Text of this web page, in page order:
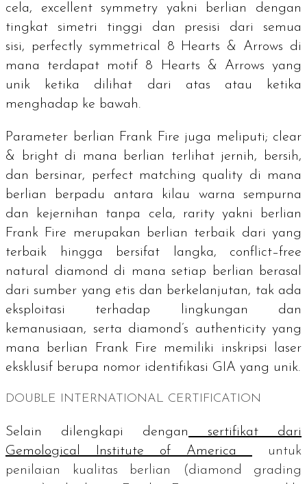
cela, excellent symmetry yakni berlian dengan
tingkat simetri tinggi dan presisi dari semua
sisi,
perfectly symmetrical 8 Hearts & Arrows di
mana terdapat motif 8 Hearts & Arrowsyang
unik ketika dilihat dari atas atau ketika
menghadap ke bawah.
Parameter berlian Frank Fire juga meliputi; clear
& bright di mana berlian terlihat jernih, bersih,
dan bersinar,
perfect matching quality di mana
berlian berpadu antara kilau warna sempurna
dan kejernihan tanpa cela,
rarity yakni berlian
Frank Fire merupakan berlian terbaik dari yang
terbaik hingga bersifat langka, conflict–free
natural diamond di mana setiap berlian berasal
dari sumber yang etis dan berkelanjutan, tak ada
eksploitasi terhadap lingkungan dan
kemanusiaan, serta diamond’s authenticity yang
mana berlian Frank Fire memiliki inskripsi laser
eksklusif berupa nomor identifikasi GIA yang unik.
DOUBLE INTERNATIONAL CERTIFICATION
Selain dilengkapi dengan
sertifikat dari
Gemological Institute of America
untuk
penilaian kualitas berlian (diamond grading